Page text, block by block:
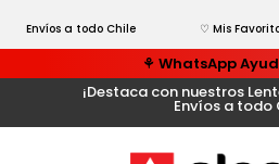
Envíos a todo Chile ♡ Mis
⚘ WhatsApp
¡Destaca con nuestros
Envíos a todo